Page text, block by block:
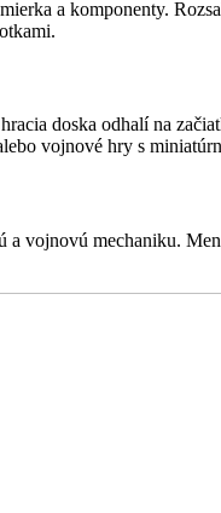
a komponenty.
doska odhalí na
vojnové hry s
vojnovú mechaniku.